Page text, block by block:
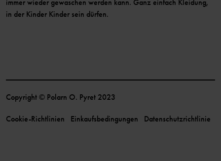
immer wieder gewaschen werden kann. Ganz einfach Kleidung,
in der Kinder Kinder sein dürfen.
Copyright © Polarn O. Pyret 2023
Cookie-Richtlinien Einkaufsbedingungen Datenschutzrichtlinie